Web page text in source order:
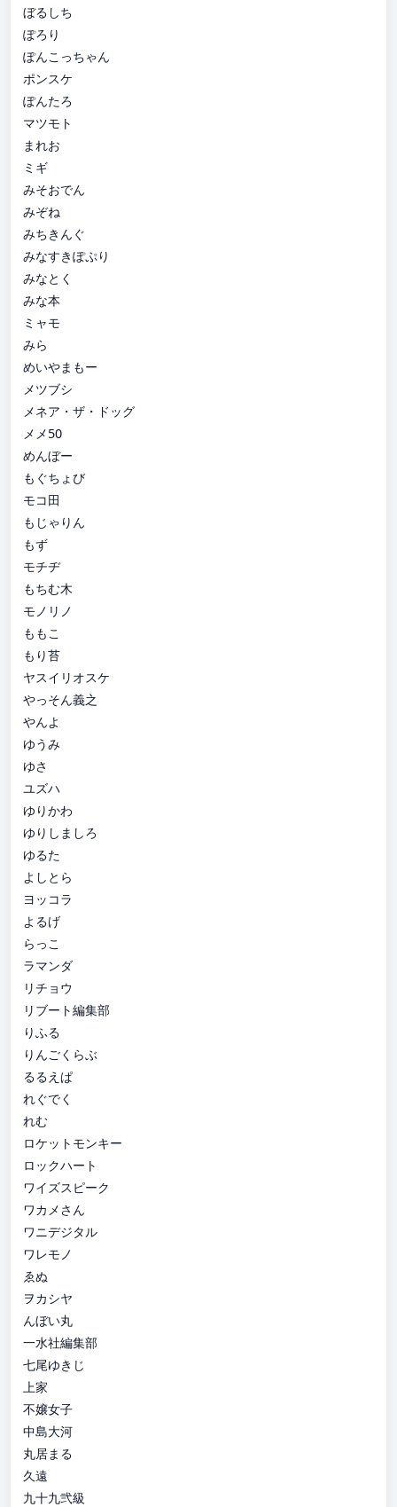
ぼるしち
ぽろり
ぽんこっちゃん
ポンスケ
ぽんたろ
マツモト
まれお
ミギ
みそおでん
みぞね
みちきんぐ
みなすきぽぷり
みなとく
みな本
ミャモ
みら
めいやまもー
メツブシ
メネア・ザ・ドッグ
メメ50
めんぼー
もぐちょび
モコ田
もじゃりん
もず
モチヂ
もちむ木
モノリノ
ももこ
もり苔
ヤスイリオスケ
やっそん義之
やんよ
ゆうみ
ゆさ
ユズハ
ゆりかわ
ゆりしましろ
ゆるた
よしとら
ヨッコラ
よるげ
らっこ
ラマンダ
リチョウ
リブート編集部
りふる
りんごくらぶ
るるえぱ
れぐでく
れむ
ロケットモンキー
ロックハート
ワイズスピーク
ワカメさん
ワニデジタル
ワレモノ
ゑぬ
ヲカシヤ
んぼい丸
一水社編集部
七尾ゆきじ
上家
不嬢女子
中島大河
丸居まる
久遠
九十九弐級